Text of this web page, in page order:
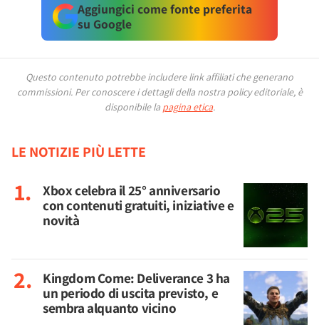
Aggiungici come fonte preferita
su Google
Questo contenuto potrebbe includere link affiliati che generano
commissioni. Per conoscere i dettagli della nostra policy editoriale, è
disponibile la pagina etica.
LE NOTIZIE PIÙ LETTE
Xbox celebra il 25° anniversario
con contenuti gratuiti, iniziative e
novità
Kingdom Come: Deliverance 3 ha
un periodo di uscita previsto, e
sembra alquanto vicino